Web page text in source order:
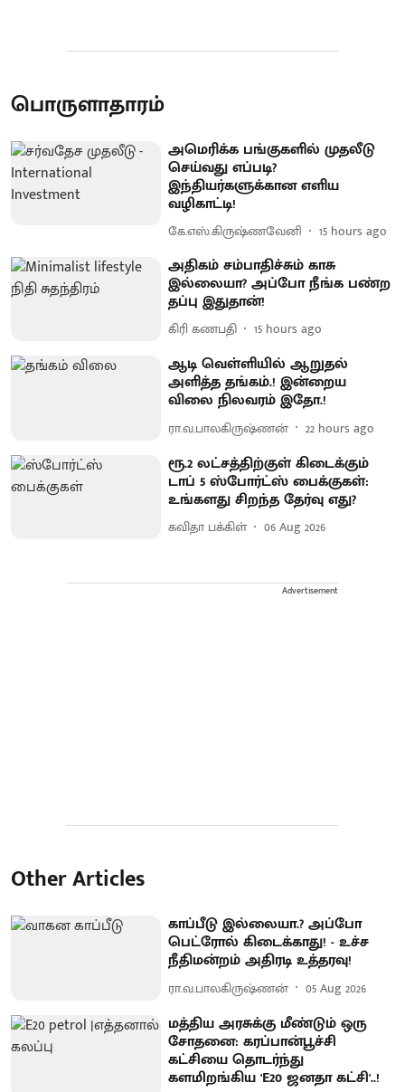
பொருளாதாரம்
அமெரிக்க பங்குகளில் முதலீடு
செய்வது எப்படி?
இந்தியர்களுக்கான எளிய
வழிகாட்டி!
கே.எஸ்.கிருஷ்ணவேனி 15 hours ago
அதிகம் சம்பாதிச்சும் காசு
இல்லையா? அப்போ நீங்க பண்ற
தப்பு இதுதான்!
கிரி கணபதி 15 hours ago
ஆடி வெள்ளியில் ஆறுதல்
அளித்த தங்கம்.! இன்றைய
விலை நிலவரம் இதோ.!
ரா.வ.பாலகிருஷ்ணன் 22 hours ago
ரூ.2 லட்சத்திற்குள் கிடைக்கும்
டாப் 5 ஸ்போர்ட்ஸ் பைக்குகள்:
உங்களது சிறந்த தேர்வு எது?
கவிதா பக்கிள் 06 Aug 2026
Advertisement
Other Articles
காப்பீடு இல்லையா.? அப்போ
பெட்ரோல் கிடைக்காது! - உச்ச
நீதிமன்றம் அதிரடி உத்தரவு!
ரா.வ.பாலகிருஷ்ணன் 05 Aug 2026
மத்திய அரசுக்கு மீண்டும் ஒரு
சோதனை: கரப்பான்பூச்சி
கட்சியை தொடர்ந்து
களமிறங்கிய 'E20 ஜனதா கட்சி'..!